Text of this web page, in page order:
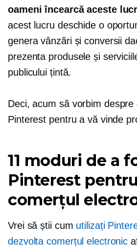
oameni încearcă aceste
acest lucru deschide o
genera vânzări și conversii
prezenta produsele și
publicului țintă.
Deci, acum să vorbim
Pinterest pentru a vă vinde
11 moduri de a
Pinterest pentru
comerțul
Vrei să știi cum utilizați
dezvolta comerțul electronic